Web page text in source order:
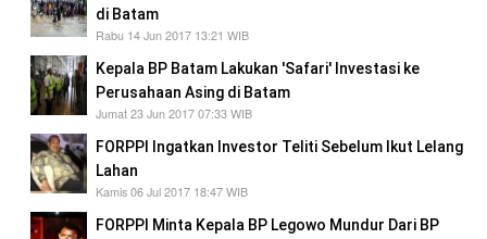
di Batam
Rabu 14 Jun 2017 13:21 WIB
Kepala BP Batam Lakukan 'Safari' Investasi ke
Perusahaan Asing di Batam
Jumat 23 Jun 2017 07:33 WIB
FORPPI Ingatkan Investor Teliti Sebelum Ikut Lelang
Lahan
Kamis 06 Jul 2017 18:47 WIB
FORPPI Minta Kepala BP Legowo Mundur Dari BP